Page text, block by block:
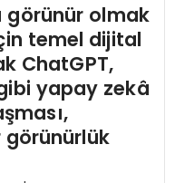
görünür olmak
temel dijital
ChatGPT,
yapay zekâ
görünürlük